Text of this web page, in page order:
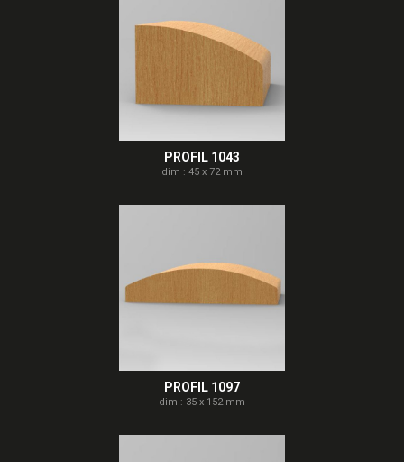
PROFIL 1043
dim : 45 x 72 mm
PROFIL 1097
dim : 35 x 152 mm